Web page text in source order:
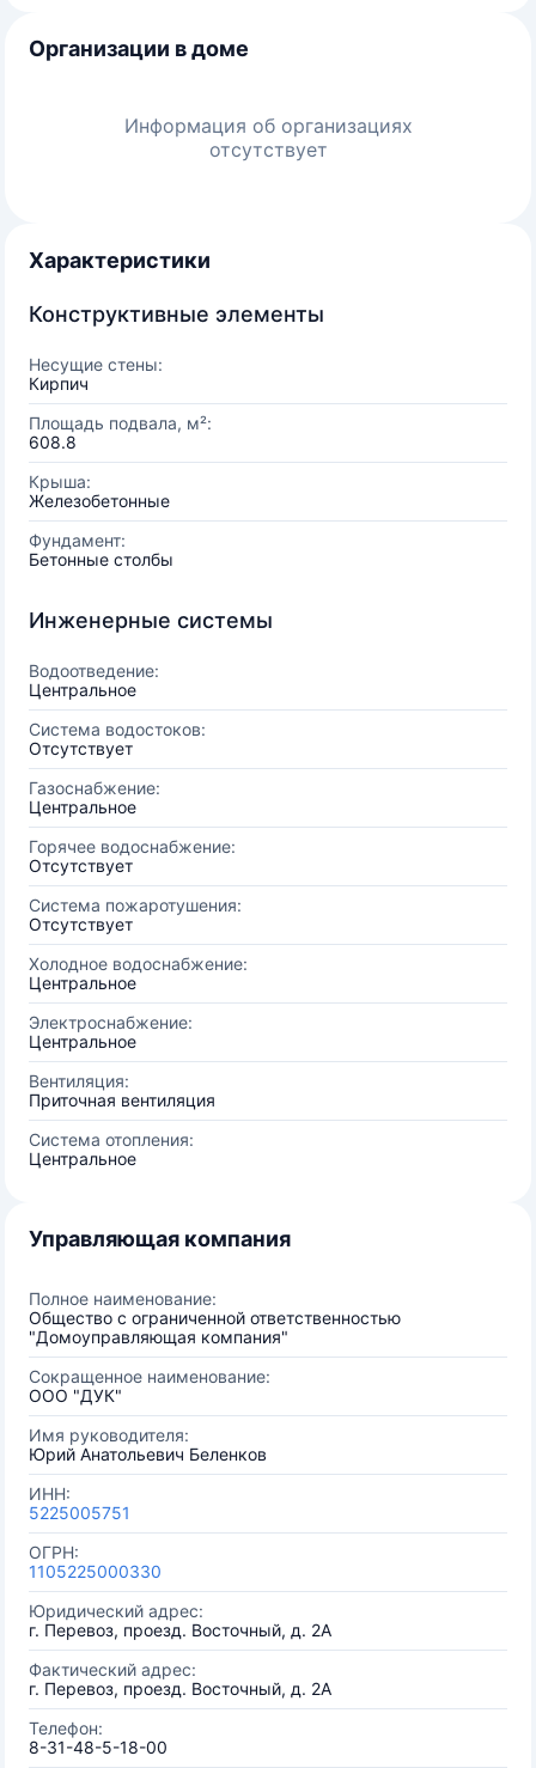
Организации в доме
Информация об организациях
отсутствует
Характеристики
Конструктивные элементы
Несущие стены:
Кирпич
Площадь подвала, м²:
608.8
Крыша:
Железобетонные
Фундамент:
Бетонные столбы
Инженерные системы
Водоотведение:
Центральное
Система водостоков:
Отсутствует
Газоснабжение:
Центральное
Горячее водоснабжение:
Отсутствует
Система пожаротушения:
Отсутствует
Холодное водоснабжение:
Центральное
Электроснабжение:
Центральное
Вентиляция:
Приточная вентиляция
Система отопления:
Центральное
Управляющая компания
Полное наименование:
Общество с ограниченной ответственностью
"Домоуправляющая компания"
Сокращенное наименование:
ООО "ДУК"
Имя руководителя:
Юрий Анатольевич Беленков
ИНН:
5225005751
ОГРН:
1105225000330
Юридический адрес:
г. Перевоз, проезд. Восточный, д. 2А
Фактический адрес:
г. Перевоз, проезд. Восточный, д. 2А
Телефон:
8-31-48-5-18-00